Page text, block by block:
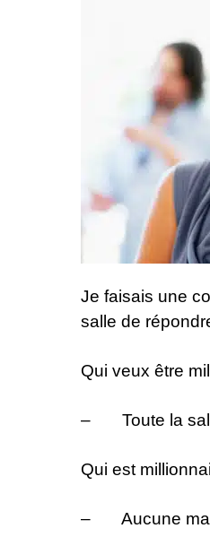
Je faisais une
salle de
Qui veux être
– Toute la
Qui est
– Aucune